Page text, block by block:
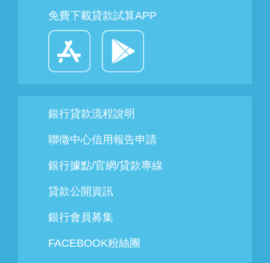
免費下載貸款試算APP
銀行貸款流程說明
聯徵中心信用報告申請
銀行據點/官網/貸款專線
貸款公開資訊
銀行會員募集
FACEBOOK粉絲團